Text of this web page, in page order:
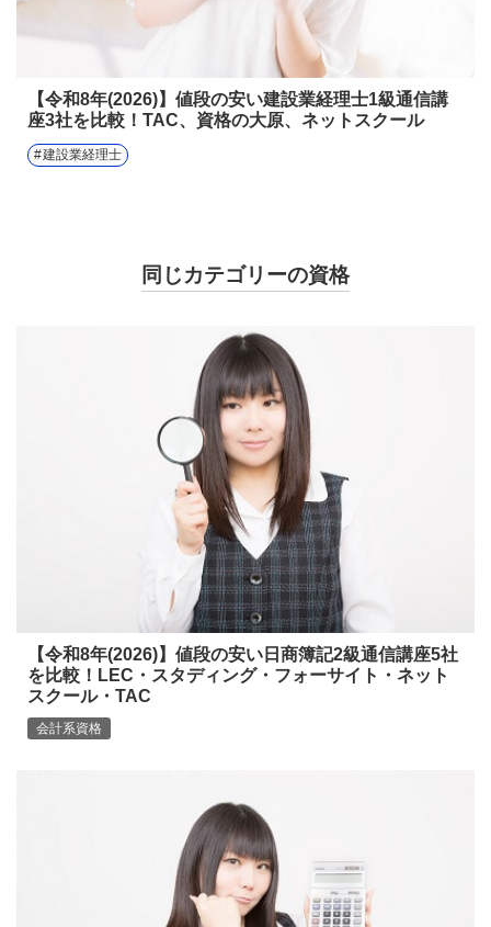
【令和8年(2026)】値段の安い建設業経理士1級通信講
座3社を比較！TAC、資格の大原、ネットスクール
建設業経理士
同じカテゴリーの資格
【令和8年(2026)】値段の安い日商簿記2級通信講座5社
を比較！LEC・スタディング・フォーサイト・ネット
スクール・TAC
会計系資格